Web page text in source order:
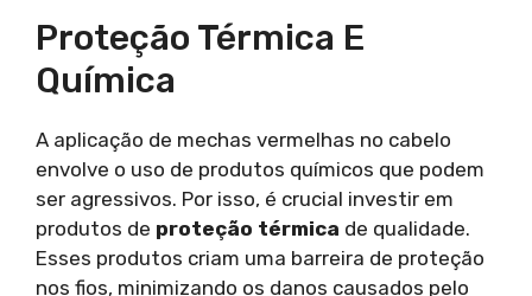
Proteção Térmica E
Química
A aplicação de mechas vermelhas no cabelo
envolve o uso de produtos químicos que podem
ser agressivos. Por isso, é crucial investir em
produtos de proteção térmica de qualidade.
Esses produtos criam uma barreira de proteção
nos fios, minimizando os danos causados pelo